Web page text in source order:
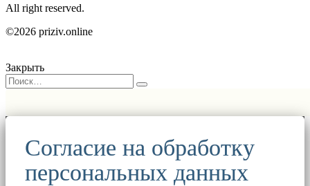
All right reserved.
©2026 priziv.online
Закрыть
Согласие на обработку
персональных данных